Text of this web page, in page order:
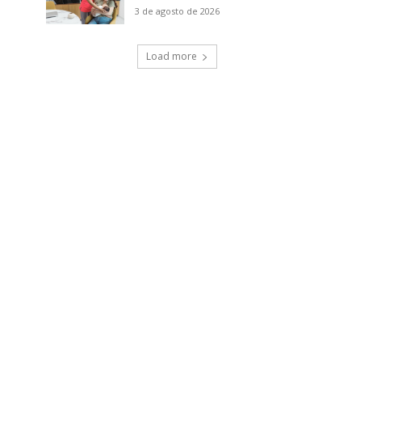
3 de agosto de 2026
Load more